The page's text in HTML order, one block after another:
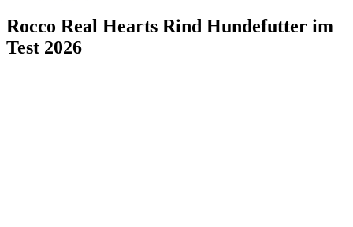
Rocco Real Hearts Rind Hundefutter im
Test 2026